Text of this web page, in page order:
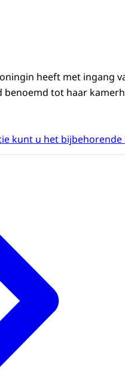
heeft met ingang
benoemd tot haar
kunt u het bijbehorende